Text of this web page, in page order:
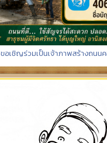
ขอเชิญร่วมเป็นเจ้าภาพสร้างถนน